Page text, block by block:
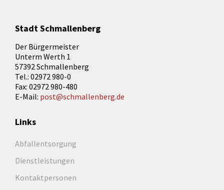
Stadt Schmallenberg
Der Bürgermeister
Unterm Werth 1
57392 Schmallenberg
Tel.: 02972 980-0
Fax: 02972 980-480
E-Mail: post@schmallenberg.de
Links
Abfallentsorgung
Dienstleistungen
Kontaktpersonen